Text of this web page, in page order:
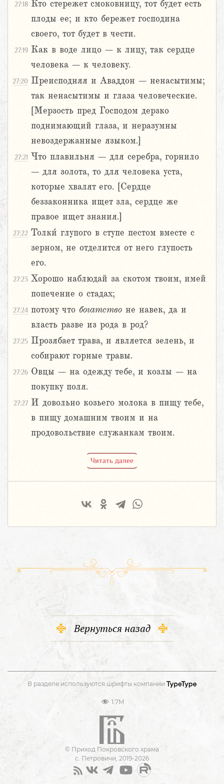
27:18 Кто стережет смоковницу, тот будет есть
плоды ее; и кто бережет господина
своего, тот будет в чести.
27:19 Как в воде лицо – к лицу, так сердце
человека – к человеку.
27:20 Преисподняя и Аваддон – ненасытимы;
так ненасытимы и глаза человеческие.
[Мерзость пред Господом дерзко
поднимающий глаза, и неразумны
невоздержанные языком.]
27:21
Что плавильня – для серебра, горнило
– для золота, то для человека уста,
которые хвалят его. [Сердце
беззаконника ищет зла, сердце же
правое ищет знания.]
27:22 Толки́ глупого в ступе пестом вместе с
зерном, не отделится от него глупость
его.
27:23 Хорошо наблюдай за скотом твоим, имей
попечение о стадах;
27:24 потому что богатство не навек, да и
власть разве из рода в род?
27:25 Прозябает трава, и является зелень, и
собирают горные травы.
27:26 Овцы – на одежду тебе, и козлы – на
покупку поля.
27:27 И довольно козьего молока в пищу тебе,
в пищу домашним твоим и на
продовольствие служанкам твоим.
Читать далее
Вернуться назад
В разделе используются шрифты компании
1.7M
© Приход Покровского храма
с. Петровичи, 2019-2026